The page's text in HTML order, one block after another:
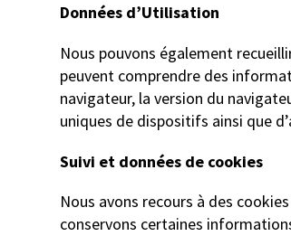
Données d’Utilisation
Nous pouvons également
peuvent comprendre des
navigateur, la version du
uniques de dispositifs ainsi que
Suivi et données de cookies
Nous avons recours à des
conservons certaines